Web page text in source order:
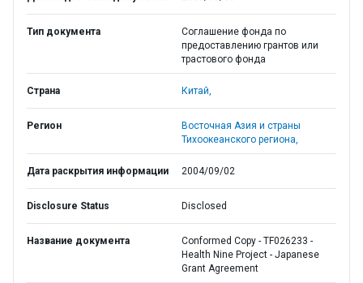
Тип документа
Соглашение фонда по
предоставлению грантов или
трастового фонда
Страна Китай,
Регион
Восточная Азия и страны
Тихоокеанского региона,
Дата раскрытия информации 2004/09/02
Disclosure Status Disclosed
Название документа
Conformed Copy - TF026233 -
Health Nine Project - Japanese
Grant Agreement